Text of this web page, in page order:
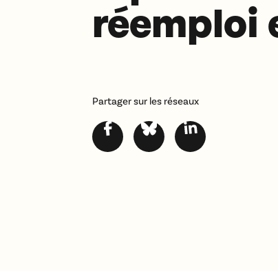
réemploi
Partager sur les réseaux